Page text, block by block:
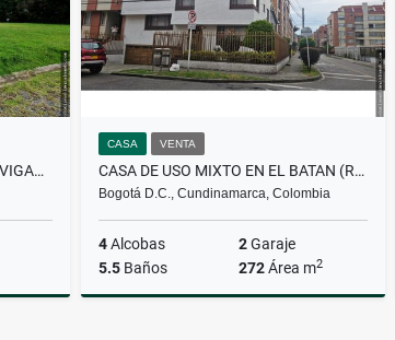
VENDO LOTE ALTO PALMAS ENVIGADO VDA LA ESPERANZA PLANO EN PARCELACION
CASA VENTA
CASA DE USO MIXTO EN EL BATAN (RESIDENCIAL, SERVICIOS EMPRESARIALES)
Bogotá D.C., Cundinamarca, Colombia
4Alcobas 2Garaje
5.5 Baños 272Área m2